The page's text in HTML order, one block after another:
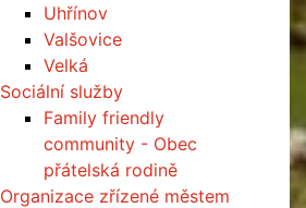
Uhřínov
Valšovice
Velká
Sociální služby
Family friendly
community - Obec
přátelská rodině
Organizace zřízené městem